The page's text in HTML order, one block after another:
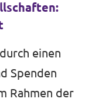
einen
Spenden
Rahmen der